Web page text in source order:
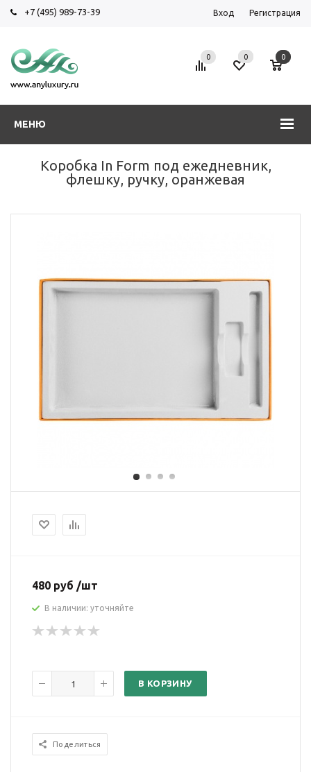
+7 (495) 989-73-39 Вход Регистрация
МЕНЮ
0 0 0
Коробка In Form под ежедневник,
флешку, ручку, оранжевая
480 руб /шт
В наличии: уточняйте
В КОРЗИНУ
Поделиться